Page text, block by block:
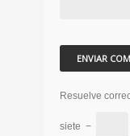
Resuelve
siete −